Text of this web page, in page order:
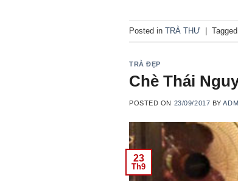
Posted in TRÀ THƯ | Tagged
TRÀ ĐẸP
Chè Thái
POSTED ON 23/09/2017 BY
23
Th9